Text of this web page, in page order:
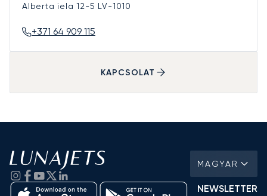
Alberta iela 12-5 LV-1010
+371 64 909 115
KAPCSOLAT
MAGYAR
NEWSLETTER